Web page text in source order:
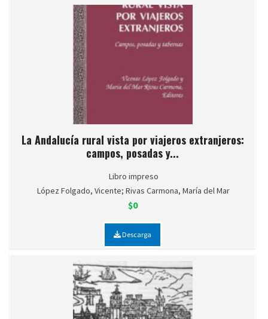
La Andalucía rural vista por viajeros extranjeros:
campos, posadas y...
Libro impreso
López Folgado, Vicente; Rivas Carmona, María del Mar
$0
Descarga